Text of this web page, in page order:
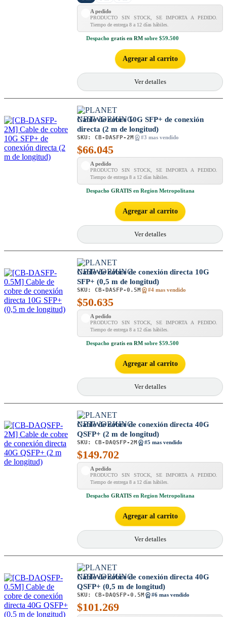
A pedido
PRODUCTO SIN STOCK, SE IMPORTA A PEDIDO.
Tiempo de entrega 8 a 12 días hábiles.
Despacho gratis en RM sobre $59.500
Agregar al carrito
Ver detalles
Cable de cobre 10G SFP+ de conexión
directa (2 m de longitud)
SKU: CB-DASFP-2M #3 mas vendido
$66.045
A pedido
PRODUCTO SIN STOCK, SE IMPORTA A PEDIDO.
Tiempo de entrega 8 a 12 días hábiles.
Despacho GRATIS en Region Metropolitana
Agregar al carrito
Ver detalles
Cable de cobre de conexión directa 10G
SFP+ (0,5 m de longitud)
SKU: CB-DASFP-0.5M #4 mas vendido
$50.635
A pedido
PRODUCTO SIN STOCK, SE IMPORTA A PEDIDO.
Tiempo de entrega 8 a 12 días hábiles.
Despacho gratis en RM sobre $59.500
Agregar al carrito
Ver detalles
Cable de cobre de conexión directa 40G
QSFP+ (2 m de longitud)
SKU: CB-DAQSFP-2M #5 mas vendido
$149.702
A pedido
PRODUCTO SIN STOCK, SE IMPORTA A PEDIDO.
Tiempo de entrega 8 a 12 días hábiles.
Despacho GRATIS en Region Metropolitana
Agregar al carrito
Ver detalles
Cable de cobre de conexión directa 40G
QSFP+ (0,5 m de longitud)
SKU: CB-DAQSFP-0.5M #6 mas vendido
$101.269